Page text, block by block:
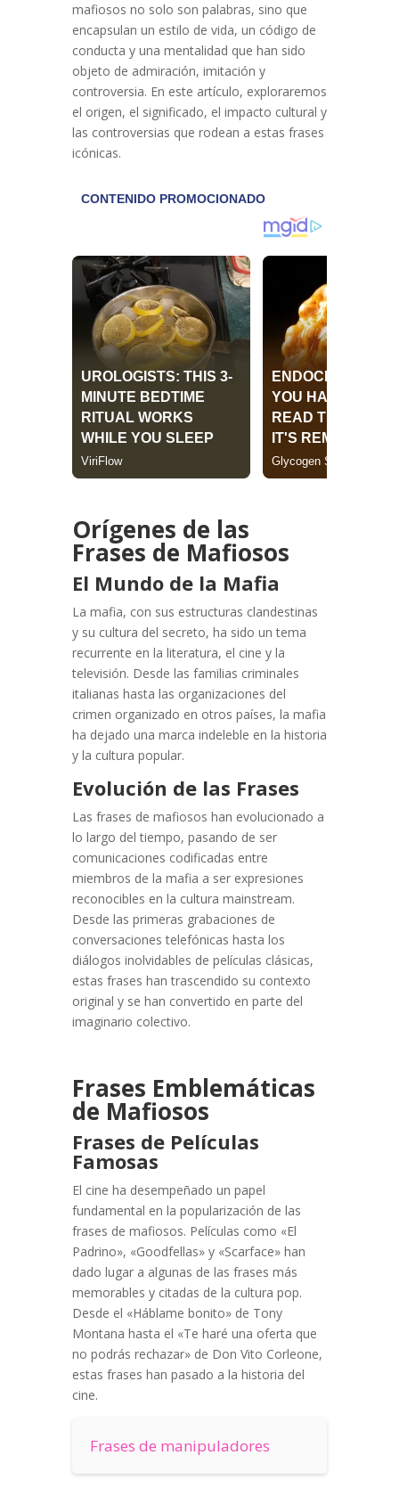
mafiosos no solo son palabras, sino que
encapsulan un estilo de vida, un código de
conducta y una mentalidad que han sido
objeto de admiración, imitación y
controversia. En este artículo, exploraremos
el origen, el significado, el impacto cultural y
las controversias que rodean a estas frases
icónicas.
Orígenes de las
Frases de Mafiosos
El Mundo de la Mafia
La mafia, con sus estructuras clandestinas
y su cultura del secreto, ha sido un tema
recurrente en la literatura, el cine y la
televisión. Desde las familias criminales
italianas hasta las organizaciones del
crimen organizado en otros países, la mafia
ha dejado una marca indeleble en la historia
y la cultura popular.
Evolución de las Frases
Las frases de mafiosos han evolucionado a
lo largo del tiempo, pasando de ser
comunicaciones codificadas entre
miembros de la mafia a ser expresiones
reconocibles en la cultura mainstream.
Desde las primeras grabaciones de
conversaciones telefónicas hasta los
diálogos inolvidables de películas clásicas,
estas frases han trascendido su contexto
original y se han convertido en parte del
imaginario colectivo.
Frases Emblemáticas
de Mafiosos
Frases de Películas
Famosas
El cine ha desempeñado un papel
fundamental en la popularización de las
frases de mafiosos. Películas como «El
Padrino», «Goodfellas» y «Scarface» han
dado lugar a algunas de las frases más
memorables y citadas de la cultura pop.
Desde el «Háblame bonito» de Tony
Montana hasta el «Te haré una oferta que
no podrás rechazar» de Don Vito Corleone,
estas frases han pasado a la historia del
cine.
Frases de manipuladores